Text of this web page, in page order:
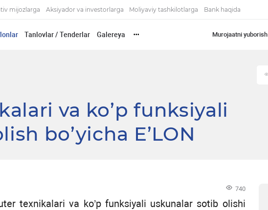
mijozlarga Aksiyador va investorlarga Moliyaviy tashkilotlarga Bank haqida
Tanlovlar / Tenderlar Galereya ••• Murojaatni yuborish
va ko’p funksiyali
bo’yicha E’LON
740
texnikalari va ko’p funksiyali uskunalar sotib olishi